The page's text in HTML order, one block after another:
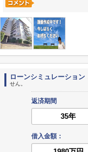
ローンシミュレーション
せん。
返済期間
借入金額：